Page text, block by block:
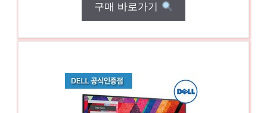
구매 바로가기